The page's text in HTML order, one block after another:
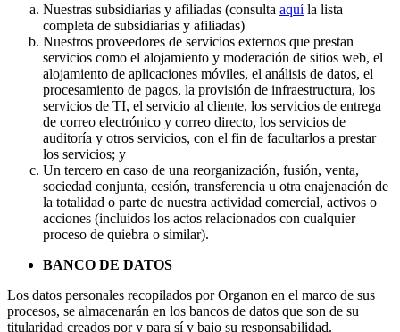
Nuestras subsidiarias y afiliadas (consulta aquíla lista
completa de subsidiarias y afiliadas)
Nuestros proveedores de servicios externos que prestan
servicios como el alojamiento y moderación de sitios web, el
alojamiento de aplicaciones móviles, el análisis de datos, el
procesamiento de pagos, la provisión de infraestructura, los
servicios de TI, el servicio al cliente, los servicios de entrega
de correo electrónico y correo directo, los servicios de
auditoría y otros servicios, con el fin de facultarlos a prestar
los servicios; y
Un tercero en caso de una reorganización, fusión, venta,
sociedad conjunta, cesión, transferencia u otra enajenación de
la totalidad o parte de nuestra actividad comercial, activos o
acciones (incluidos los actos relacionados con cualquier
proceso de quiebra o similar).
BANCO DE DATOS
Los datos personales recopilados por Organon en el marco de sus
procesos, se almacenarán en los bancos de datos que son de su
titularidad creados por y para sí y bajo su responsabilidad.